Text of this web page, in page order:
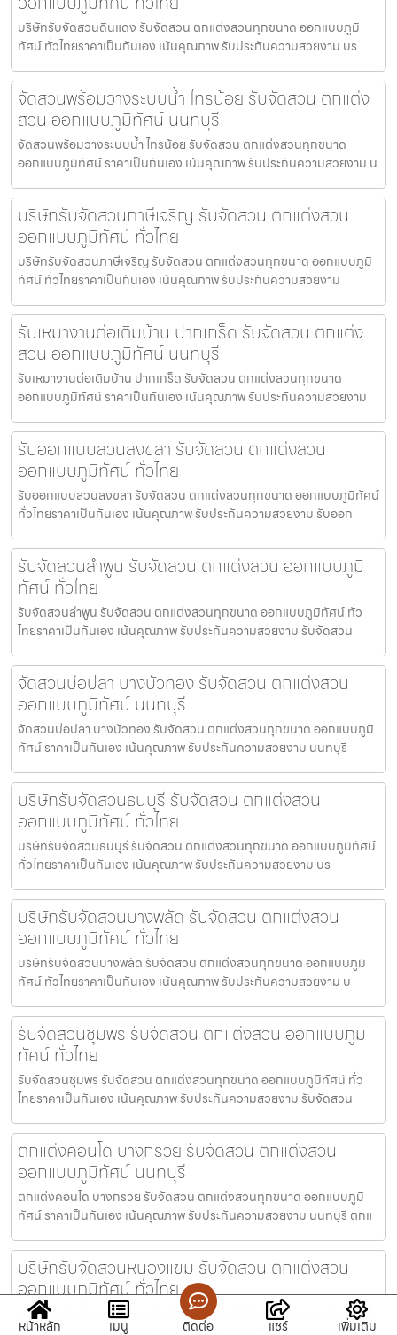
บริษัทรับจัดสวนดินแดง รับจัดสวน ตกแต่งสวนทุกขนาด ออกแบบภูมิ
ทัศน์ ทั่วไทยราคาเป็นกันเอง เน้นคุณภาพ รับประกันความสวยงาม บร
จัดสวนพร้อมวางระบบน้ำ ไทรน้อย รับจัดสวน ตกแต่ง
สวน ออกแบบภูมิทัศน์ นนทบุรี
จัดสวนพร้อมวางระบบน้ำ ไทรน้อย รับจัดสวน ตกแต่งสวนทุกขนาด
ออกแบบภูมิทัศน์ ราคาเป็นกันเอง เน้นคุณภาพ รับประกันความสวยงาม น
บริษัทรับจัดสวนภาษีเจริญ รับจัดสวน ตกแต่งสวน
ออกแบบภูมิทัศน์ ทั่วไทย
บริษัทรับจัดสวนภาษีเจริญ รับจัดสวน ตกแต่งสวนทุกขนาด ออกแบบภูมิ
ทัศน์ ทั่วไทยราคาเป็นกันเอง เน้นคุณภาพ รับประกันความสวยงาม
รับเหมางานต่อเติมบ้าน ปากเกร็ด รับจัดสวน ตกแต่ง
สวน ออกแบบภูมิทัศน์ นนทบุรี
รับเหมางานต่อเติมบ้าน ปากเกร็ด รับจัดสวน ตกแต่งสวนทุกขนาด
ออกแบบภูมิทัศน์ ราคาเป็นกันเอง เน้นคุณภาพ รับประกันความสวยงาม
รับออกแบบสวนสงขลา รับจัดสวน ตกแต่งสวน
ออกแบบภูมิทัศน์ ทั่วไทย
รับออกแบบสวนสงขลา รับจัดสวน ตกแต่งสวนทุกขนาด ออกแบบภูมิทัศน์
ทั่วไทยราคาเป็นกันเอง เน้นคุณภาพ รับประกันความสวยงาม รับออก
รับจัดสวนลำพูน รับจัดสวน ตกแต่งสวน ออกแบบภูมิ
ทัศน์ ทั่วไทย
รับจัดสวนลำพูน รับจัดสวน ตกแต่งสวนทุกขนาด ออกแบบภูมิทัศน์ ทั่ว
ไทยราคาเป็นกันเอง เน้นคุณภาพ รับประกันความสวยงาม รับจัดสวน
จัดสวนบ่อปลา บางบัวทอง รับจัดสวน ตกแต่งสวน
ออกแบบภูมิทัศน์ นนทบุรี
จัดสวนบ่อปลา บางบัวทอง รับจัดสวน ตกแต่งสวนทุกขนาด ออกแบบภูมิ
ทัศน์ ราคาเป็นกันเอง เน้นคุณภาพ รับประกันความสวยงาม นนทบุรี
บริษัทรับจัดสวนธนบุรี รับจัดสวน ตกแต่งสวน
ออกแบบภูมิทัศน์ ทั่วไทย
บริษัทรับจัดสวนธนบุรี รับจัดสวน ตกแต่งสวนทุกขนาด ออกแบบภูมิทัศน์
ทั่วไทยราคาเป็นกันเอง เน้นคุณภาพ รับประกันความสวยงาม บร
บริษัทรับจัดสวนบางพลัด รับจัดสวน ตกแต่งสวน
ออกแบบภูมิทัศน์ ทั่วไทย
บริษัทรับจัดสวนบางพลัด รับจัดสวน ตกแต่งสวนทุกขนาด ออกแบบภูมิ
ทัศน์ ทั่วไทยราคาเป็นกันเอง เน้นคุณภาพ รับประกันความสวยงาม บ
รับจัดสวนชุมพร รับจัดสวน ตกแต่งสวน ออกแบบภูมิ
ทัศน์ ทั่วไทย
รับจัดสวนชุมพร รับจัดสวน ตกแต่งสวนทุกขนาด ออกแบบภูมิทัศน์ ทั่ว
ไทยราคาเป็นกันเอง เน้นคุณภาพ รับประกันความสวยงาม รับจัดสวน
ตกแต่งคอนโด บางกรวย รับจัดสวน ตกแต่งสวน
ออกแบบภูมิทัศน์ นนทบุรี
ตกแต่งคอนโด บางกรวย รับจัดสวน ตกแต่งสวนทุกขนาด ออกแบบภูมิ
ทัศน์ ราคาเป็นกันเอง เน้นคุณภาพ รับประกันความสวยงาม นนทบุรี ตกแ
บริษัทรับจัดสวนหนองแขม รับจัดสวน ตกแต่งสวน
ออกแบบภูมิทัศน์ ทั่วไทย
บริษัทรับจัดสวนหนองแขม รับจัดสวน ตกแต่งสวนทุกขนาด ออกแบบภูมิ
หน้าหลัก เมนู ติดต่อ แชร์ เพิ่มเติม